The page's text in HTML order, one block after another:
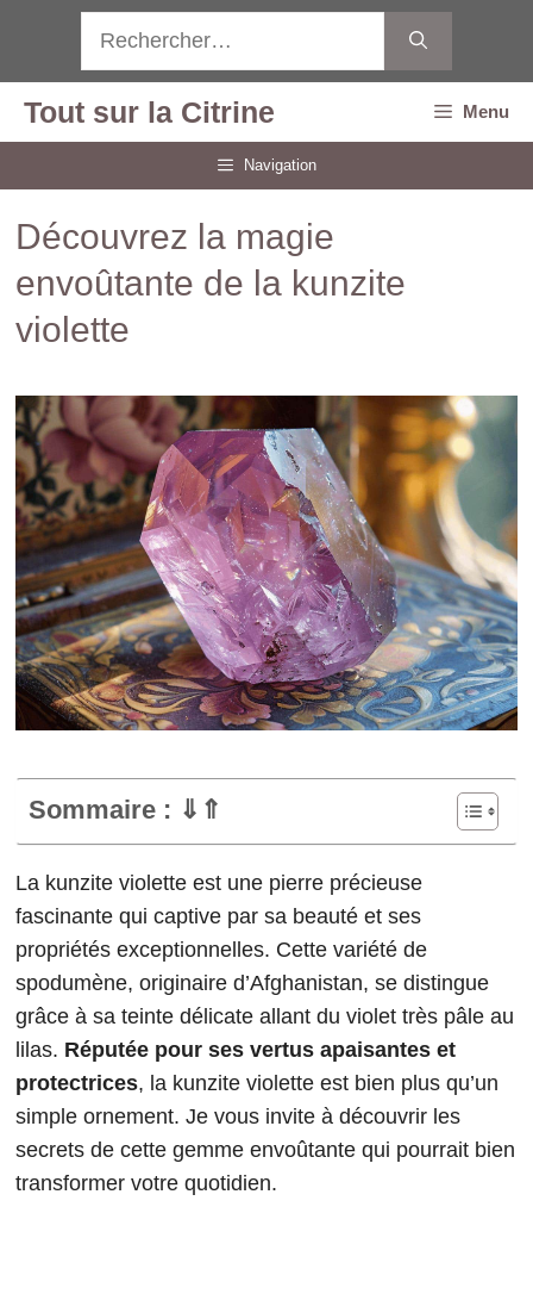
contenu
Tout sur la Citrine Menu
Navigation
Découvrez la magie
envoûtante de la kunzite
violette
Sommaire : ⇓⇑
La kunzite violette est une pierre précieuse
fascinante qui captive par sa beauté et ses
propriétés exceptionnelles. Cette variété de
spodumène, originaire d’Afghanistan, se distingue
grâce à sa teinte délicate allant du violet très pâle au
lilas. Réputée pour ses vertus apaisantes et
protectrices, la kunzite violette est bien plus qu’un
simple ornement. Je vous invite à découvrir les
secrets de cette gemme envoûtante qui pourrait bien
transformer votre quotidien.